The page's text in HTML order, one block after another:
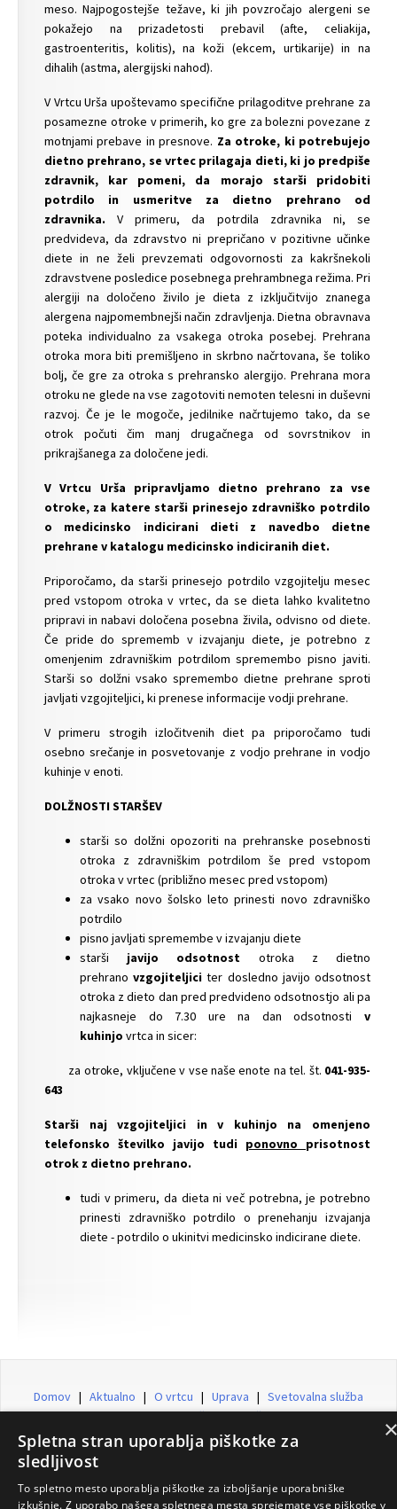
meso. Najpogostejše težave, ki jih povzročajo alergeni se
pokažejo na prizadetosti prebavil (afte, celiakija,
gastroenteritis, kolitis), na koži (ekcem, urtikarije) in na
dihalih (astma, alergijski nahod).
V Vrtcu Urša upoštevamo specifične prilagoditve prehrane za
posamezne otroke v primerih, ko gre za bolezni povezane z
motnjami prebave in presnove. Za otroke, ki potrebujejo
dietno prehrano, se vrtec prilagaja dieti, ki jo predpiše
zdravnik, kar pomeni, da morajo starši pridobiti
potrdilo in usmeritve za dietno prehrano od
zdravnika. V primeru, da potrdila zdravnika ni, se
predvideva, da zdravstvo ni prepričano v pozitivne učinke
diete in ne želi prevzemati odgovornosti za kakršnekoli
zdravstvene posledice posebnega prehrambnega režima. Pri
alergiji na določeno živilo je dieta z izključitvijo znanega
alergena najpomembnejši način zdravljenja. Dietna obravnava
poteka individualno za vsakega otroka posebej. Prehrana
otroka mora biti premišljeno in skrbno načrtovana, še toliko
bolj, če gre za otroka s prehransko alergijo. Prehrana mora
otroku ne glede na vse zagotoviti nemoten telesni in duševni
razvoj. Če je le mogoče, jedilnike načrtujemo tako, da se
otrok počuti čim manj drugačnega od sovrstnikov in
prikrajšanega za določene jedi.
V Vrtcu Urša pripravljamo dietno prehrano za vse
otroke, za katere starši prinesejo zdravniško potrdilo
o medicinsko indicirani dieti z navedbo dietne
prehrane v katalogu medicinsko indiciranih diet.
Priporočamo, da starši prinesejo potrdilo vzgojitelju mesec
pred vstopom otroka v vrtec, da se dieta lahko kvalitetno
pripravi in nabavi določena posebna živila, odvisno od diete.
Če pride do sprememb v izvajanju diete, je potrebno z
omenjenim zdravniškim potrdilom spremembo pisno javiti.
Starši so dolžni vsako spremembo dietne prehrane sproti
javljati vzgojiteljici, ki prenese informacije vodji prehrane.
V primeru strogih izločitvenih diet pa priporočamo tudi
osebno srečanje in posvetovanje z vodjo prehrane in vodjo
kuhinje v enoti.
DOLŽNOSTI STARŠEV
starši so dolžni opozoriti na prehranske posebnosti
otroka z zdravniškim potrdilom še pred vstopom
otroka v vrtec (približno mesec pred vstopom)
za vsako novo šolsko leto prinesti novo zdravniško
potrdilo
pisno javljati spremembe v izvajanju diete
starši javijo odsotnost otroka z dietno
prehranovzgojiteljici ter dosledno javijo odsotnost
otroka z dieto dan pred predvideno odsotnostjo ali pa
najkasneje do 7.30 ure na dan odsotnosti v
kuhinjo vrtca in sicer:
za otroke, vključene v vse naše enote na tel. št. 041-935-
643
Starši naj vzgojiteljici in v kuhinjo na omenjeno
telefonsko številko javijo tudi ponovno prisotnost
otrok z dietno prehrano.
tudi v primeru, da dieta ni več potrebna, je potrebno
prinesti zdravniško potrdilo o prenehanju izvajanja
diete - potrdilo o ukinitvi medicinsko indicirane diete.
Domov | Aktualno | O vrtcu | Uprava | Svetovalna služba
|Prehrana in zdravje|Kotiček za starše|Javni vpis|
Zaposleni|Izjava o dostopnosti|Prijava|Registracija
Spletna stran uporablja piškotke za
sledljivost
To spletno mesto uporablja piškotke za izboljšanje uporabniške
izkušnje. Z uporabo našega spletnega mesta sprejemate vse piškotke v